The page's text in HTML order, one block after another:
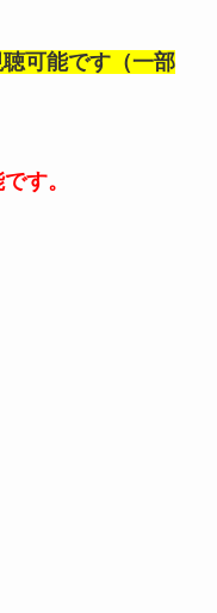
可能です（一部
です。